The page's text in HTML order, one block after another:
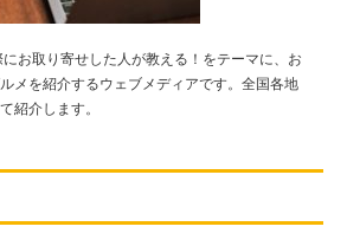
にお取り寄せした人が教える！をテーマに、お
メを紹介するウェブメディアです。全国各地
紹介します。